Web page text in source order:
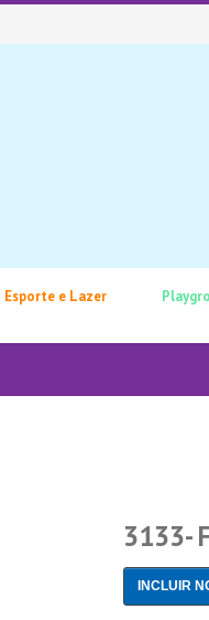
Esporte e Lazer
3133-
INCLUIR